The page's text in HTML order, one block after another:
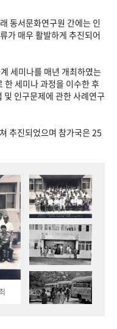
동서문화연구원 간에는 인
가 매우 활발하게 추진되어
세미나를 매년 개최하였는
한 세미나 과정을 이수한 후
인구문제에 관한 사례연구
추진되었으며 참가국은 25